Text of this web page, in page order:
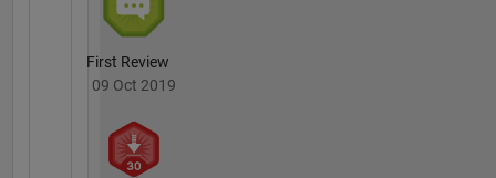
First Review
09 Oct 2019